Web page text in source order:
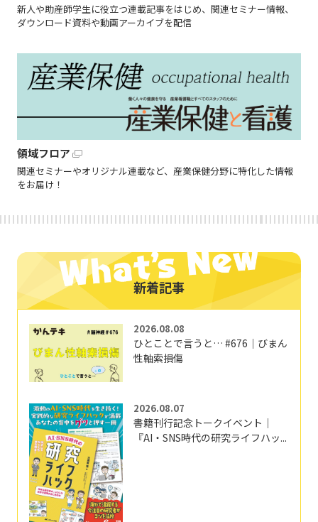
新人や助産師学生に役立つ連載記事をはじめ、関連セミナー情報、
ダウンロード資料や動画アーカイブを配信
領域フロア
関連セミナーやオリジナル連載など、産業保健分野に特化した情報
をお届け！
新着記事
2026.08.08
ひとことで言うと… #676｜びまん
性軸索損傷
2026.08.07
書籍刊行記念トークイベント｜
『AI・SNS時代の研究ライフハッ...